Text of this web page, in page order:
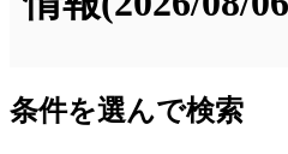
条件を選んで検索